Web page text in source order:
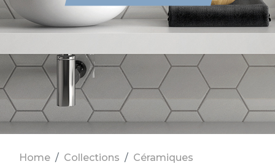
Home Collections
Céramiques